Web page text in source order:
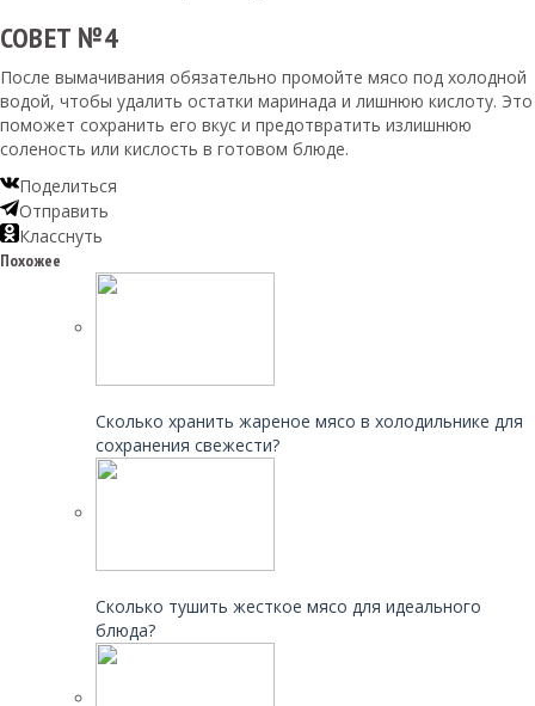
СОВЕТ №4
После вымачивания обязательно промойте мясо под холодной
водой, чтобы удалить остатки маринада и лишнюю кислоту. Это
поможет сохранить его вкус и предотвратить излишнюю
соленость или кислость в готовом блюде.
Поделиться
Отправить
Класснуть
Похожее
Сколько хранить жареное мясо в холодильнике для
сохранения свежести?
Сколько тушить жесткое мясо для идеального
блюда?